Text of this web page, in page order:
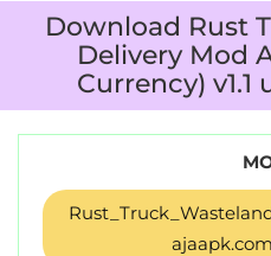
Rekomendasi
Download Rust
Delivery Mod
Currency)